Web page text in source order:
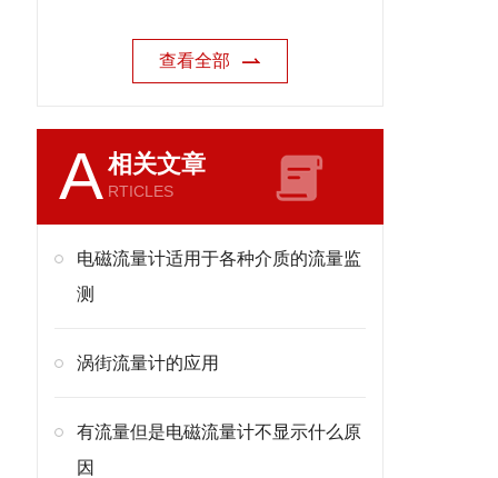
查看全部
A相关文章
RTICLES
电磁流量计适用于各种介质的流量监
测
涡街流量计的应用
有流量但是电磁流量计不显示什么原
因